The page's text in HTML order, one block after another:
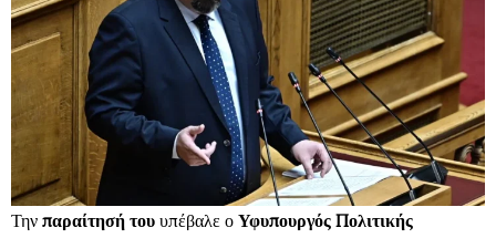
Την παραίτησή του υπέβαλε ο Υφυπουργός Πολιτικής